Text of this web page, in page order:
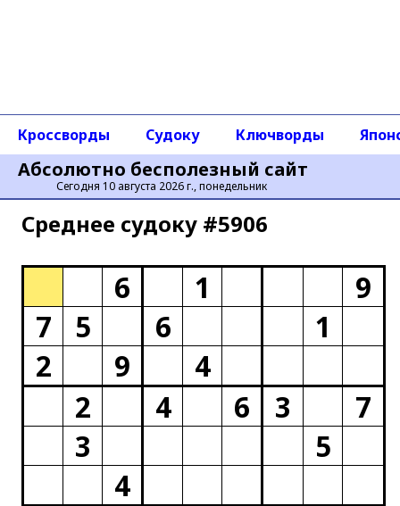
Абсолютно бесполезный сайт
Сегодня 10 августа 2026 г., понедельник
Кроссворды Судоку Ключворды
Среднее cудоку #5906
6 1
9
7
5 6
1
2
9
4
2
4 6 3
7
3
5
4